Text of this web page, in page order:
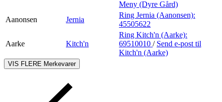
Meny (Dyre Gård)
Aanonsen
Jernia
Ring Jernia (Aanonsen):
45505622
Aarke Kitch'n
Ring Kitch'n (Aarke):
69510010 / Send e-post til
Kitch'n (Aarke)
VIS FLERE Merkevarer